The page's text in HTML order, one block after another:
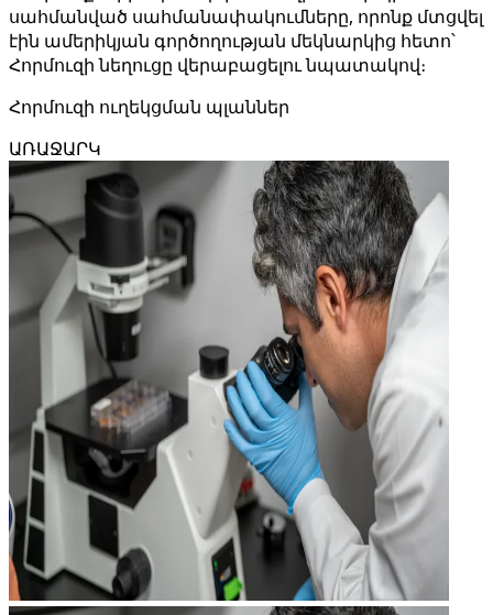
սահմանված սահմանափակումները, որոնք մտցվել
էին ամերիկյան գործողության մեկնարկից հետո՝
Հորմուզի նեղուցը վերաբացելու նպատակով։
Հորմուզի ուղեկցման պլաններ
ԱՌԱՋԱՐԿ